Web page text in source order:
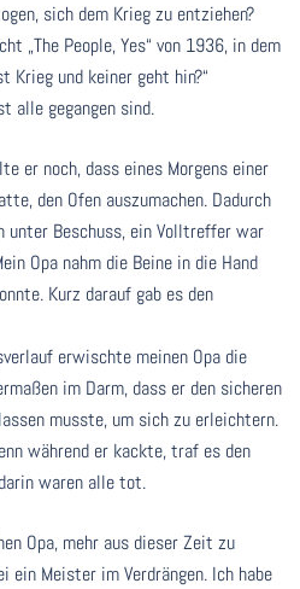
sich dem Krieg zu entziehen?
„The People, Yes“ von 1936, in dem
und keiner geht hin?“
alle gegangen sind.
er noch, dass eines Morgens einer
den Ofen auszumachen. Dadurch
unter Beschuss, ein Volltreffer war
Opa nahm die Beine in die Hand
Kurz darauf gab es den
erwischte meinen Opa die
im Darm, dass er den sicheren
musste, um sich zu erleichtern.
während er kackte, traf es den
waren alle tot.
Opa, mehr aus dieser Zeit zu
ein Meister im Verdrängen. Ich habe